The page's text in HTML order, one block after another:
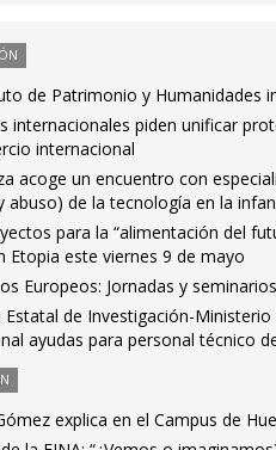
de Patrimonio y Humanidades
internacionales piden unificar
internacional
acoge un encuentro con
abuso) de la tecnología en la
para la “alimentación del
Etopia este viernes 9 de mayo
Europeos: Jornadas y
Estatal de Investigación-
ayudas para personal técnico
explica en el Campus de